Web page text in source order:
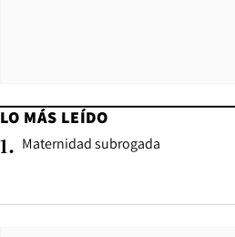
LO MÁS LEÍDO
1. Maternidad subrogada